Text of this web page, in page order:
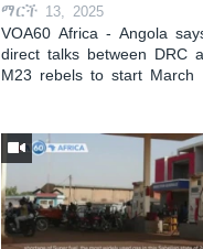
ማርች 13, 2025
VOA60 Africa - Angola
direct talks between DRC
M23 rebels to start March